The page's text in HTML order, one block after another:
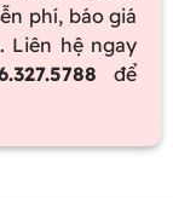
phí, báo giá
Liên hệ ngay
để